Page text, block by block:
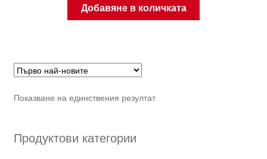
Добавяне в количката
Показване на единствения резултат
Продуктови категории